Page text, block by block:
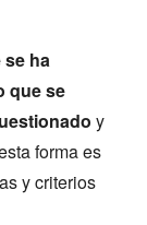
ha
que se
y
forma es
y criterios